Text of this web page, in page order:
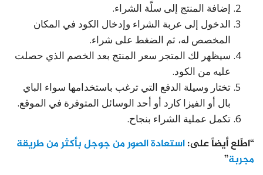
إضافة المنتج إلى سلّة الشراء.
الدخول إلى عربة الشراء وإدخال الكود في المكان
المخصص له، ثم الضغط على شراء.
سيظهر لك المتجر سعر المنتج بعد الخصم الذي حصلت
عليه من الكود.
تختار وسيلة الدفع التي ترغب باستخدامها سواء الباي
بال أو الفيزا كارد أو أحد الوسائل المتوفرة في الموقع.
تكمل عملية الشراء بنجاح.
“اطّلع أيضاً على:استعادة الصور من جوجل بأكثر من طريقة
مجربة”